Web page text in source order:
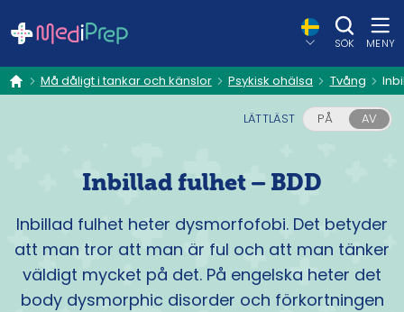
SÖK MENY
hem Må dåligt i tankar och känslor Psykisk ohälsa Tvång
LÄTTLÄST PÅ AV
Inbillad fulhet – BDD
Inbillad fulhet heter dysmorfofobi. Det betyder
att man tror att man är ful och att man tänker
väldigt mycket på det. På engelska heter det
body dysmorphic disorder och förkortningen